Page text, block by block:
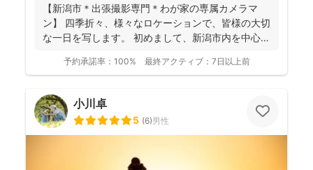
【新潟市＊出張撮影専門＊わが家の専属カメラマ
ン】 四季折々、様々なロケーションで、皆様の大切
な一日を写します。 初めまして、新潟市内を中心に
予約承諾率： 100% 最終アクティブ： 7日以上前
小川卓
5 (6)男性